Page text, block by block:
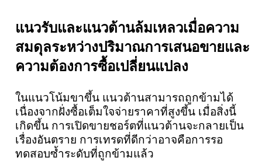
แนวรับและแนวต้านล้มเหลวเมื่อความ
สมดุลระหว่างปริมาณการเสนอขายและ
ความต้องการซื้อเปลี่ยนแปลง
ในแนวโน้มขาขึ้น แนวต้านสามารถถูกข้ามได้
เนื่องจากฝั่งซื้อเต็มใจจ่ายราคาที่สูงขึ้น เมื่อสิ่งนี้
เกิดขึ้น การเปิดขายชอร์ตที่แนวต้านจะกลายเป็น
เรื่องอันตราย การเทรดที่ดีกว่าอาจคือการรอ
ทดสอบซ้ำระดับที่ถูกข้ามแล้ว